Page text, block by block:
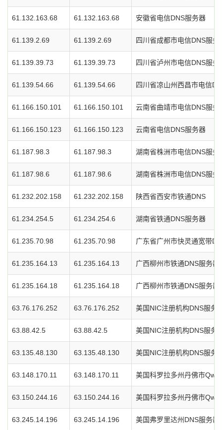
61.132.163.68 61.132.163.68 安徽省电信DNS服务器
61.139.2.69 61.139.2.69 四川省成都市电信DNS服务
61.139.39.73 61.139.39.73 四川省泸州市电信DNS服务
61.139.54.66 61.139.54.66 四川省凉山州西昌市电信
61.166.150.101 61.166.150.101 云南省曲靖市电信DNS服务
61.166.150.123 61.166.150.123 云南省电信DNS服务器
61.187.98.3 61.187.98.3 湖南省株洲市电信DNS服务
61.187.98.6 61.187.98.6 湖南省株洲市电信DNS服务
61.232.202.158 61.232.202.158 陕西省西安市铁通DNS
61.234.254.5 61.234.254.6 湖南省铁通DNS服务器
61.235.70.98 61.235.70.98 广东省广州市快灵通宽带
61.235.164.13 61.235.164.13 广西柳州市铁通DNS服务器
61.235.164.18 61.235.164.18 广西柳州市铁通DNS服务器
63.76.176.252 63.76.176.252 美国NIC注册机构DNS服务
63.88.42.5 63.88.42.5 美国NIC注册机构DNS服务
63.135.48.130 63.135.48.130 美国NIC注册机构DNS服务
63.148.170.11 63.148.170.11 美国科罗拉多州丹佛市
63.150.244.16 63.150.244.16 美国科罗拉多州丹佛市
63.245.14.196 63.245.14.196 美国弗罗里达州DNS服务器